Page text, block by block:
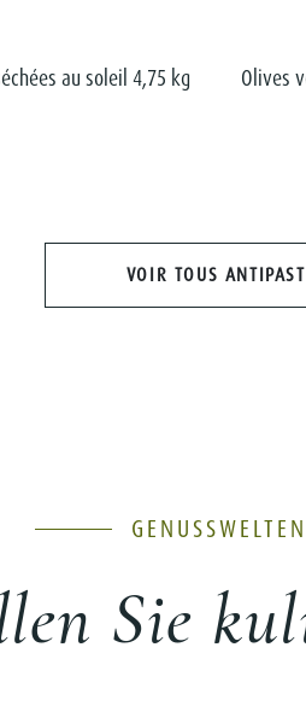
au soleil 4,75 kg
Olives
VOIR TOUS
GENUSSWELTEN
Sie